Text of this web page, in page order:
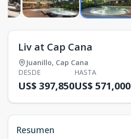
Liv at Cap Cana
Juanillo, Cap Cana
DESDE
US$ 397,850
HASTA
US$ 571,000
Resumen